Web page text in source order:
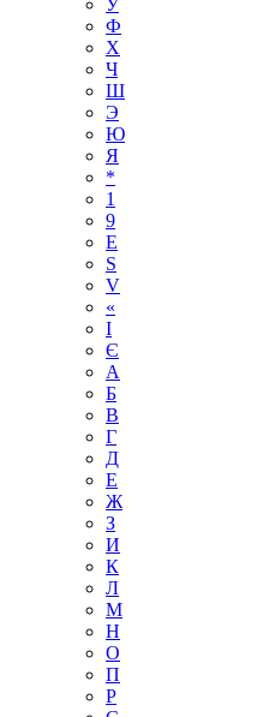
Ф
Х
Ч
Ш
Э
Ю
Я
*
1
9
E
S
V
«
І
Є
А
Б
В
Г
Д
Е
Ж
З
И
К
Л
М
Н
О
П
Р